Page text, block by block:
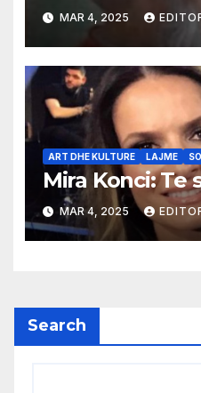
MAR 4, 2025
ART DHE KULTURE LAJME
Mira Konci: Te
MAR 4, 2025
Search